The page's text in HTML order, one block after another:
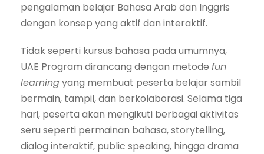
pengalaman belajar Bahasa Arab dan Inggris
dengan konsep yang aktif dan interaktif.
Tidak seperti kursus bahasa pada umumnya,
UAE Program dirancang dengan metode fun
learningyang membuat peserta belajar sambil
bermain, tampil, dan berkolaborasi. Selama tiga
hari, peserta akan mengikuti berbagai aktivitas
seru seperti permainan bahasa, storytelling,
dialog interaktif, public speaking, hingga drama